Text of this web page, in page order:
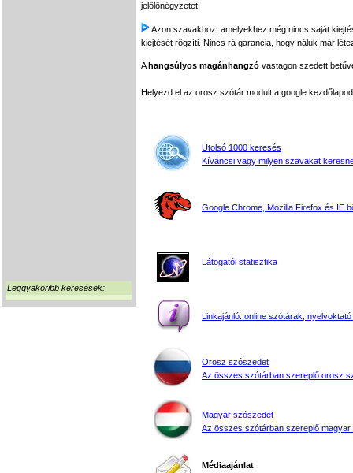
Leggyakoribb keresések:
jelölőnégyzetet.
Azon szavakhoz, amelyekhez még nincs saját
kiejtését rögzíti. Nincs rá garancia, hogy náluk már
Ahangsúlyos magánhangzó vastagon szedett
Helyezd el az orosz szótár modult a google
Utolsó 1000 keresés
Kíváncsi vagy milyen szavakat
Google Chrome, Mozilla Firefox és IE
Látogatói statisztika
Linkajánló: online szótárak, nyelvoktató
Orosz szószedet
Az összes szótárban szereplő orosz
Magyar szószedet
Az összes szótárban szereplő magyar
Médiaajánlat